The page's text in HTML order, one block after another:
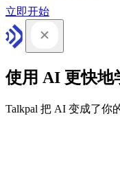
立即开始
使用 AI 更快地
Talkpal 把 AI 变成了你